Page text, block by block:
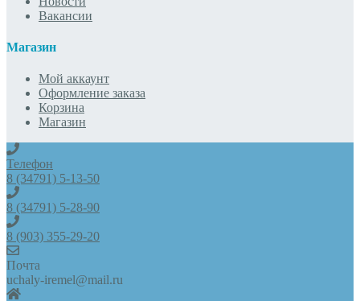
Вакансии
Магазин
Мой аккаунт
Оформление заказа
Корзина
Магазин
Телефон
8 (34791) 5-13-50
8 (34791) 5-28-90
8 (903) 355-29-20
Почта
uchaly-iremel@mail.ru